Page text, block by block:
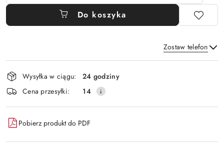
Do koszyka
Zostaw telefon
Wyślij
Dostępność
i
dostawa
Wysyłka w ciągu:
24 godziny
Cena przesyłki:
14
Pobierz produkt do PDF